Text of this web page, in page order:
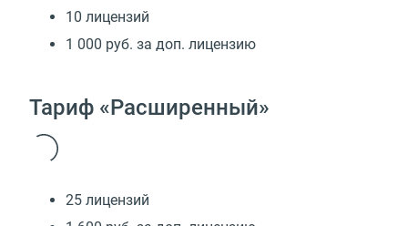
10 лицензий
1 000 руб. за доп. лицензию
Тариф «Расширенный»
25 лицензий